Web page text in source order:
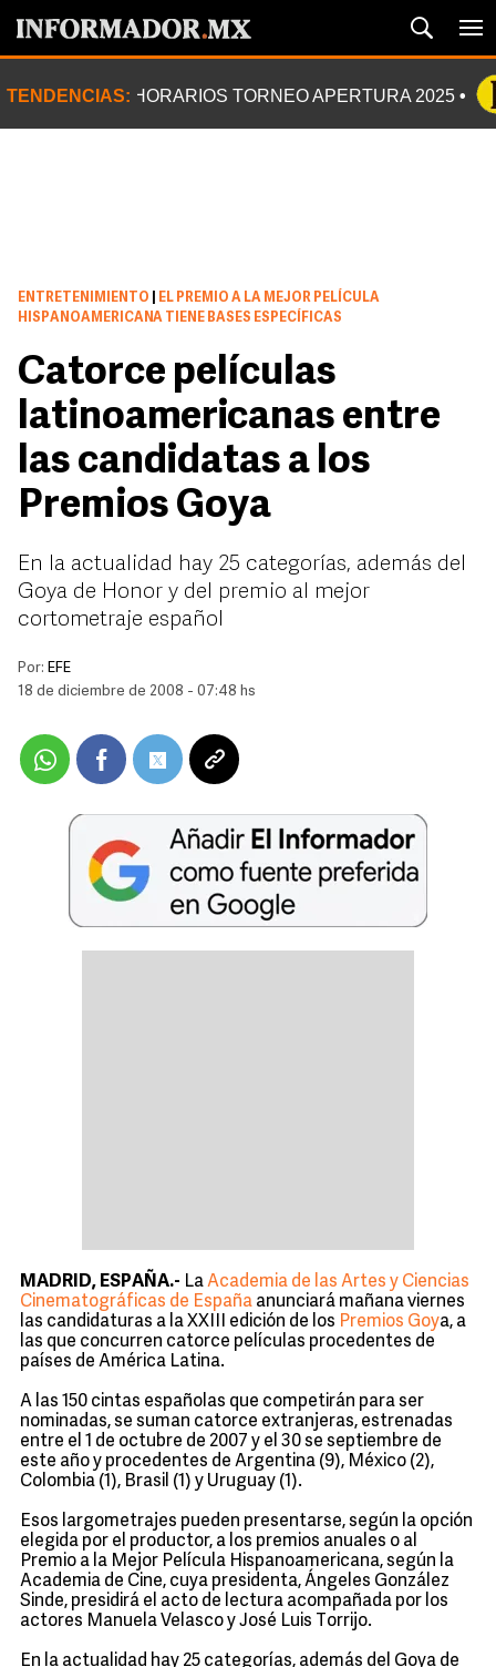
TENDENCIAS: HORARIOS TORNEO APERTURA 2025
ENTRETENIMIENTO
EL PREMIO A LA MEJOR PELÍCULA
HISPANOAMERICANA TIENE BASES ESPECÍFICAS
Catorce películas
latinoamericanas entre
las candidatas a los
Premios Goya
En la actualidad hay 25 categorías, además del
Goya de Honor y del premio al mejor
cortometraje español
Por: EFE
18 de diciembre de 2008 - 07:48 hs
MADRID, ESPAÑA.- LaAcademia de las Artes y Ciencias
Cinematográficas de España anunciará mañana viernes
las candidaturas a la XXIII edición de los Premios Goya, a
las que concurren catorce películas procedentes de
países de América Latina.
A las 150 cintas españolas que competirán para ser
nominadas, se suman catorce extranjeras, estrenadas
entre el 1 de octubre de 2007 y el 30 se septiembre de
este año y procedentes de Argentina (9), México (2),
Colombia (1), Brasil (1) y Uruguay (1).
Esos largometrajes pueden presentarse, según la opción
elegida por el productor, a los premios anuales o al
Premio a la Mejor Película Hispanoamericana, según la
Academia de Cine, cuya presidenta, Ángeles González
Sinde, presidirá el acto de lectura acompañada por los
actores Manuela Velasco y José Luis Torrijo.
En la actualidad hay 25 categorías, además del Goya de